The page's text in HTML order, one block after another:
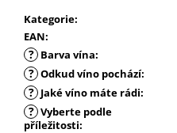
Kategorie:
EAN:
? Barva vína:
? Odkud víno pochází:
? Jaké víno máte rádi:
? Vyberte podle
příležitosti:
u
e
m
e